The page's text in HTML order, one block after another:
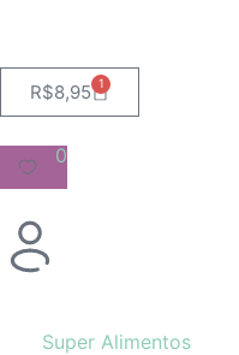
R$8,95 1
0
Super Alimentos